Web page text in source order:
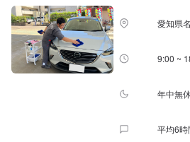
愛知県
9:00 ~
年中無休
平均6